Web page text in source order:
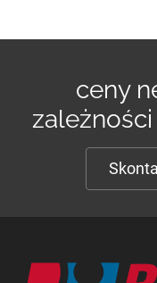
ceny